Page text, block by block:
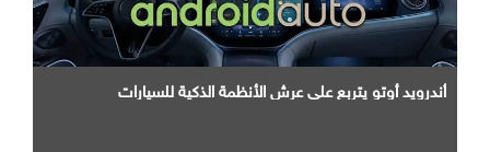
أندرويد أوتو يتربع علي عرش الأنظمة الذكية للسيارات